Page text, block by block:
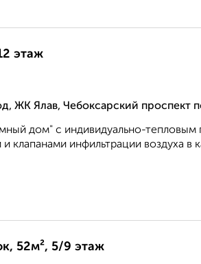
этаж
ЖК Ялав, Чебоксарский проспект
дом" с индивидуально-тепловым
клапанами инфильтрации воздуха в
52м², 5/9 этаж